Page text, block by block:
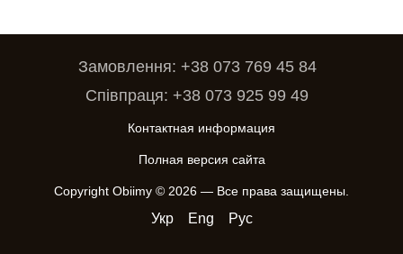
Замовлення: +38 073 769 45 84
Співпраця: +38 073 925 99 49
Контактная информация
Полная версия сайта
Copyright Obiimy © 2026 — Все права защищены.
Укр Eng Рус